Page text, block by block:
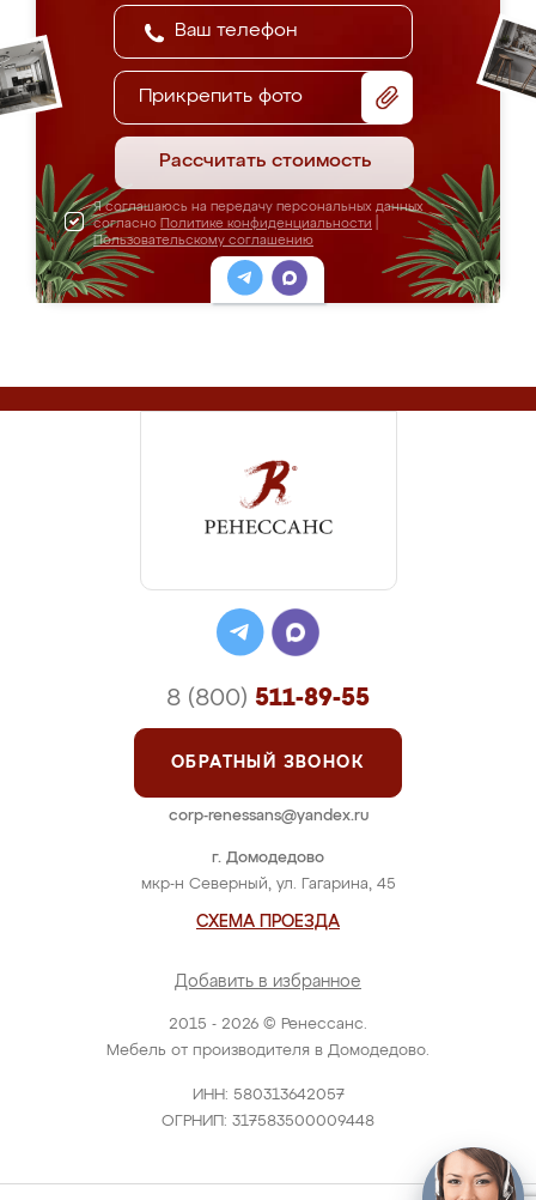
Прикрепить фото
Рассчитать стоимость
Я соглашаюсь на передачу персональных данных
согласно Политике конфиденциальности
Пользовательскому соглашению
2015 - 2026 © Ренессанс.
Мебель от производителя в Домодедово.
ИНН: 580313642057
ОГРНИП: 317583500009448
г. Домодедово
мкр-н Северный, ул. Гагарина, 45
СХЕМА ПРОЕЗДА
Добавить в избранное
8 (800) 511-89-55
ОБРАТНЫЙ ЗВОНОК
corp-renessans@yandex.ru